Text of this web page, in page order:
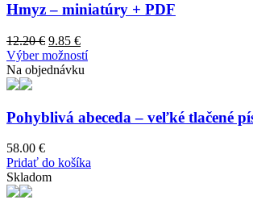
Hmyz – miniatúry + PDF
12.20€ Original
price
was:
9.85 €Current
price
is:
Výber možnostíThis
variants.
The
be
Na objednávku
Pohyblivá abeceda – veľké tlačené
58.00 €
Pridať do košíka
Skladom